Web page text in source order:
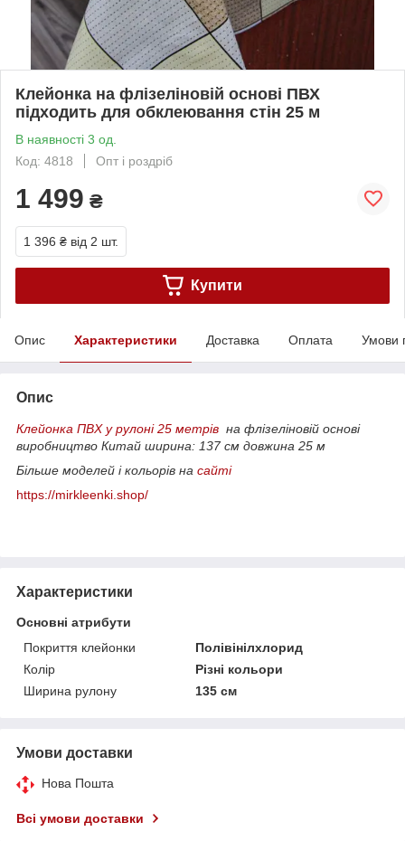
Клейонка на флізеліновій основі ПВХ
підходить для обклеювання стін 25 м
В наявності 3 од.
Код: 4818
Опт і роздріб
1 499 ₴
1 396 ₴ від 2 шт.
Купити
Опис Характеристики Доставка Оплата Умови
Опис
Клейонка ПВХ у рулоні 25 метрів на флізеліновій основі
виробництво Китай ширина: 137 см довжина 25 м
Більше моделей і кольорів на сайті
https://mirkleenki.shop/
Характеристики
Основні атрибути
Покриття клейонки
Полівінілхлорид
Колір
Різні кольори
Ширина рулону
135 см
Умови доставки
Нова Пошта
Всі умови доставки